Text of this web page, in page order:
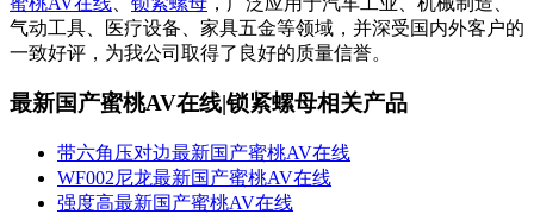
气动工具、医疗设备、家具五金等领域，并深受国内外客户的
一致好评，为我公司取得了良好的质量信誉。
最新国产蜜桃AV在线|锁紧螺母相关产品
带六角压对边最新国产蜜桃AV在线
WF002尼龙最新国产蜜桃AV在线
强度高​最新国产蜜桃AV在线